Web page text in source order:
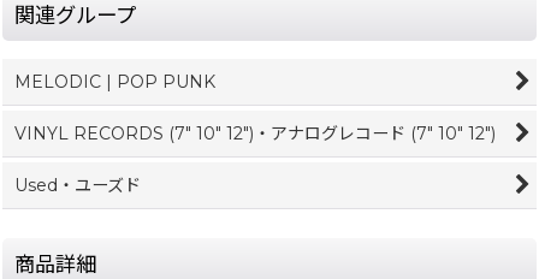
関連グループ
MELODIC | POP PUNK
VINYL RECORDS (7" 10" 12")・アナログレコード (7" 10" 12")
Used・ユーズド
商品詳細